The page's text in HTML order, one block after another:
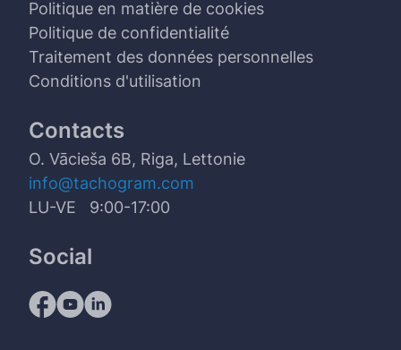
Politique en matière de cookies
Politique de confidentialité
Traitement des données personnelles
Conditions d'utilisation
Contacts
O. Vācieša 6B, Riga, Lettonie
info@tachogram.com
LU-VE 9:00-17:00
Social